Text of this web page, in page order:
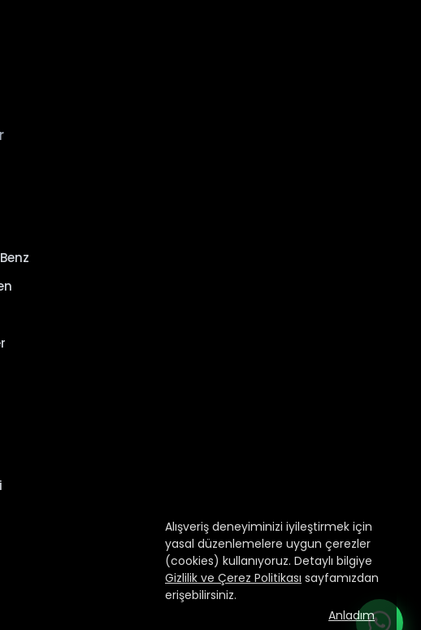
Alışveriş deneyiminizi iyileştirmek için
yasal düzenlemelere uygun çerezler
(cookies) kullanıyoruz. Detaylı bilgiye
Gizlilik ve Çerez Politikası sayfamızdan
erişebilirsiniz.
Anladım